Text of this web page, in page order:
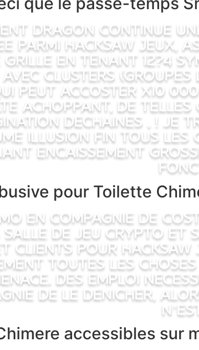
Dragon continue
parmi Hacksaw Jeux,
grille en tenant 12?4
clusters (groupes
peut accoster x10
achoppant, de telles
dechaines , !
Illusion fin tous les
encaissement
pour Toilette
en compagnie de
salle de jeu crypto et
clients pour Hacksaw
toutes les choses
Des emploi
de le denicher,
accessibles sur